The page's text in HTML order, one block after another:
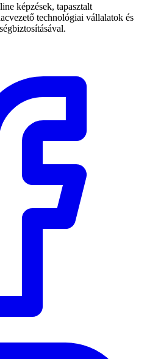
képzések, tapasztalt
technológiai vállalatok és